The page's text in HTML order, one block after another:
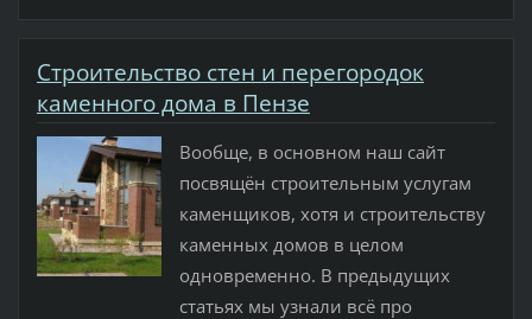
Строительство стен и перегородок
каменного дома в Пензе
Вообще, в основном наш сайт
посвящён строительным услугам
каменщиков, хотя и строительству
каменных домов в целом
одновременно. В предыдущих
статьях мы узнали всё про